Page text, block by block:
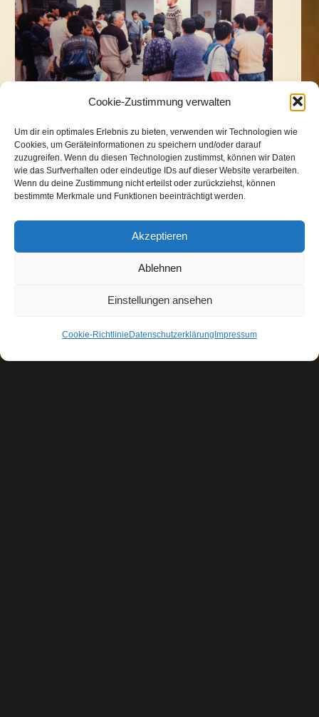
Cookie-Zustimmung verwalten
Um dir ein optimales Erlebnis zu bieten, verwenden wir Technologien wie
Cookies, um Geräteinformationen zu speichern und/oder darauf
zuzugreifen. Wenn du diesen Technologien zustimmst, können wir Daten
wie das Surfverhalten oder eindeutige IDs auf dieser Website verarbeiten.
Wenn du deine Zustimmung nicht erteilst oder zurückziehst, können
bestimmte Merkmale und Funktionen beeinträchtigt werden.
Akzeptieren
Ablehnen
Einstellungen ansehen
Cookie-RichtlinieDatenschutzerklärungImpressum
„Der ist kein Narr, der aufgibt, was er
nicht behalten kann, damit er gewinnt,
(Jim Elliott)